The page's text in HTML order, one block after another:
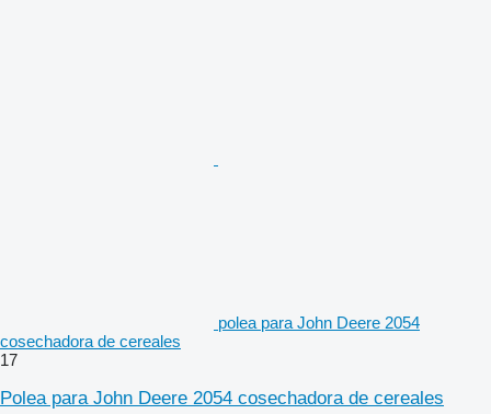
polea para John Deere 2054
cosechadora de cereales
17
Polea para John Deere 2054 cosechadora de cereales